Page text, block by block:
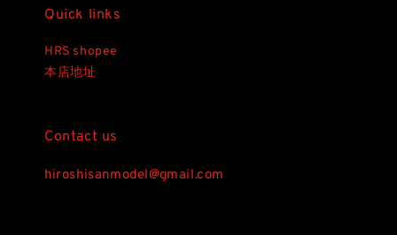
Quick links
HRS shopee
本店地址
Contact us
hiroshisanmodel@gmail.com